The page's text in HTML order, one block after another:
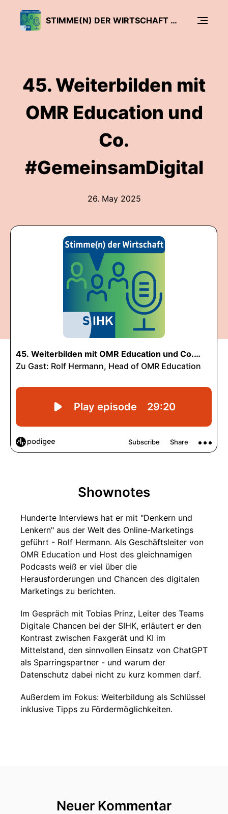
STIMME(N) DER WIRTSCHAFT - DER SIHK PODCAST
45. Weiterbilden mit
OMR Education und
Co.
#GemeinsamDigital
26. May 2025
Shownotes
Hunderte Interviews hat er mit "Denkern und
Lenkern" aus der Welt des Online-Marketings
geführt - Rolf Hermann. Als Geschäftsleiter von
OMR Education und Host des gleichnamigen
Podcasts weiß er viel über die
Herausforderungen und Chancen des digitalen
Marketings zu berichten.
Im Gespräch mit Tobias Prinz, Leiter des Teams
Digitale Chancen bei der SIHK, erläutert er den
Kontrast zwischen Faxgerät und KI im
Mittelstand, den sinnvollen Einsatz von ChatGPT
als Sparringspartner - und warum der
Datenschutz dabei nicht zu kurz kommen darf.
Außerdem im Fokus: Weiterbildung als Schlüssel
inklusive Tipps zu Fördermöglichkeiten.
Neuer Kommentar